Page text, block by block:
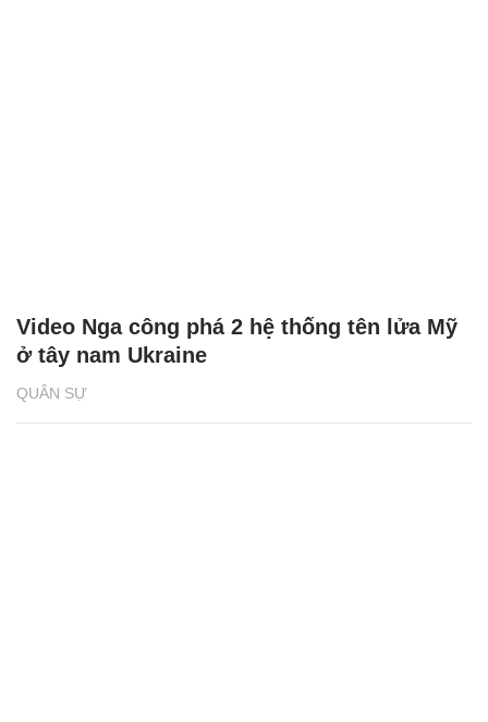
QUÂN SỰ
Video Nga công phá 2 hệ thống tên lửa Mỹ
ở tây nam Ukraine